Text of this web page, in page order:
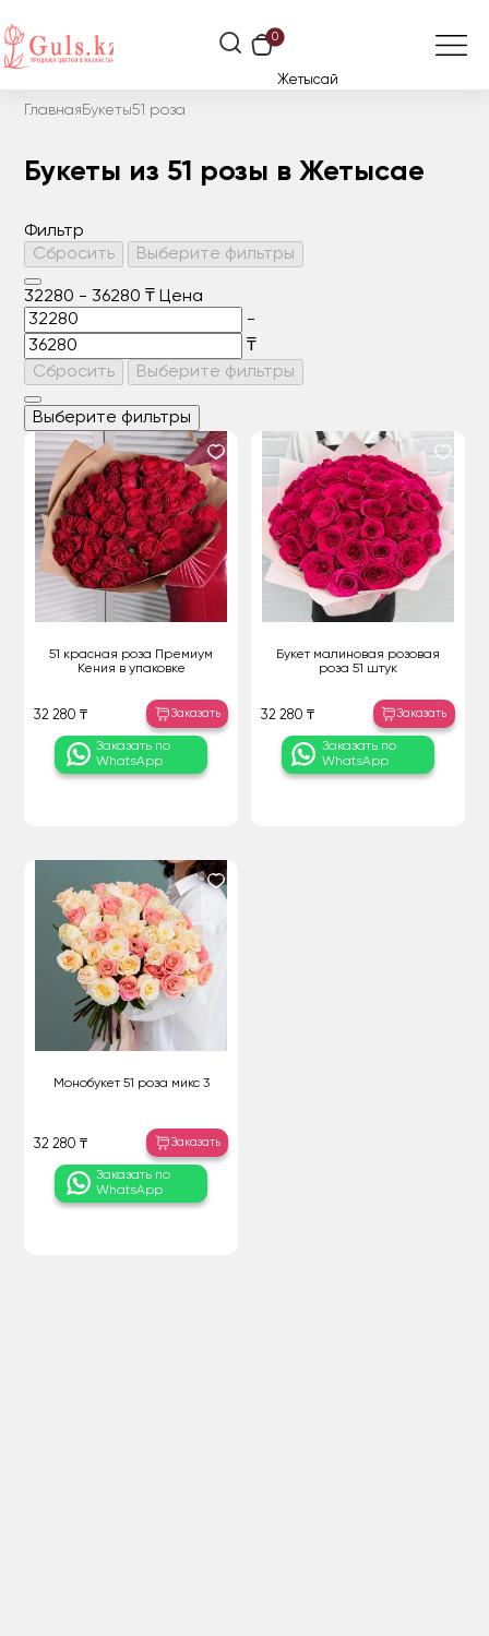
0
Жетысай
Главная Букеты51 роза
Букеты из 51 розы в Жетысае
Фильтр
Сбросить
Выберите фильтры
32280 - 36280 ₸ Цена
-
₸
Сбросить
Выберите фильтры
Выберите фильтры
51 красная роза Премиум
Кения в упаковке
32 280 ₸ Заказать
Заказать по
WhatsApp
Букет малиновая розовая
роза 51 штук
32 280 ₸ Заказать
Заказать по
WhatsApp
Монобукет 51 роза микс 3
32 280 ₸ Заказать
Заказать по
WhatsApp